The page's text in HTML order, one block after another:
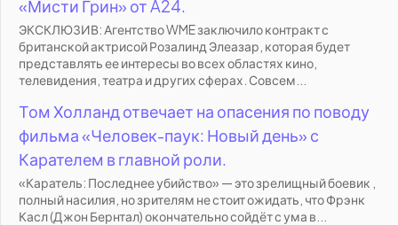
«Мисти Грин» от A24.
ЭКСКЛЮЗИВ: Агентство WME заключило контракт с
британской актрисой Розалинд Элеазар, которая будет
представлять ее интересы во всех областях кино,
телевидения, театра и других сферах. Совсем...
Том Холланд отвечает на опасения по поводу
фильма «Человек-паук: Новый день» с
Карателем в главной роли.
«Каратель: Последнее убийство» — это зрелищный боевик ,
полный насилия, но зрителям не стоит ожидать, что Фрэнк
Касл (Джон Бернтал) окончательно сойдёт с ума в...